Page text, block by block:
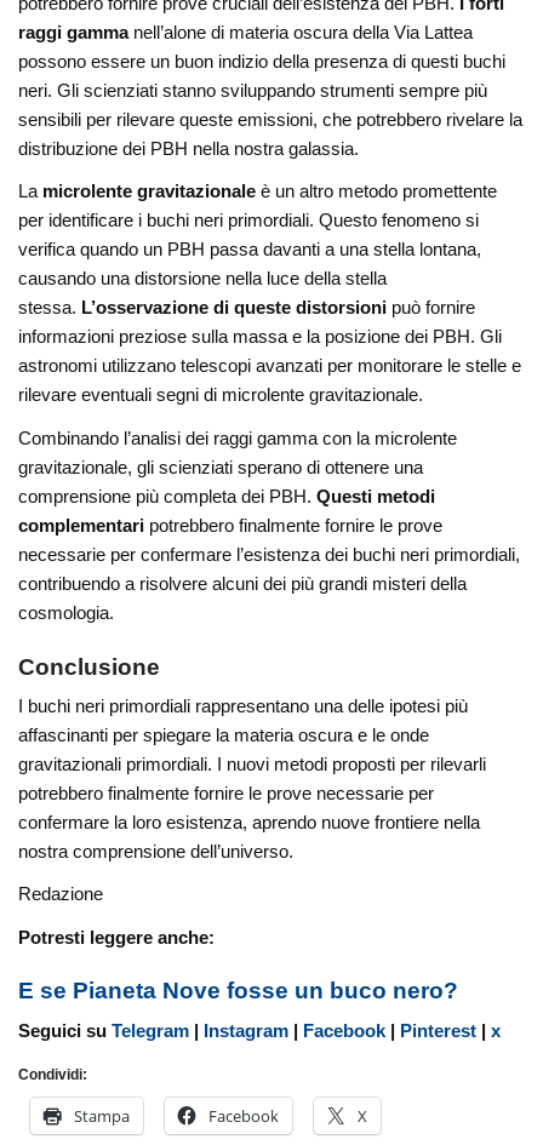
raggi gammanell’alone di materia oscura della Via Lattea
possono essere un buon indizio della presenza di questi buchi
neri. Gli scienziati stanno sviluppando strumenti sempre più
sensibili per rilevare queste emissioni, che potrebbero rivelare la
distribuzione dei PBH nella nostra galassia.
La microlente gravitazionale è un altro metodo promettente
per identificare i buchi neri primordiali. Questo fenomeno si
verifica quando un PBH passa davanti a una stella lontana,
causando una distorsione nella luce della stella
stessa. L’osservazione di queste distorsioni può fornire
informazioni preziose sulla massa e la posizione dei PBH. Gli
astronomi utilizzano telescopi avanzati per monitorare le stelle e
rilevare eventuali segni di microlente gravitazionale.
Combinando l’analisi dei raggi gamma con la microlente
gravitazionale, gli scienziati sperano di ottenere una
comprensione più completa dei PBH.Questi metodi
complementari potrebbero finalmente fornire le prove
necessarie per confermare l’esistenza dei buchi neri primordiali,
contribuendo a risolvere alcuni dei più grandi misteri della
cosmologia.
Conclusione
I buchi neri primordiali rappresentano una delle ipotesi più
affascinanti per spiegare la materia oscura e le onde
gravitazionali primordiali. I nuovi metodi proposti per rilevarli
potrebbero finalmente fornire le prove necessarie per
confermare la loro esistenza, aprendo nuove frontiere nella
nostra comprensione dell’universo.
Redazione
Potresti leggere anche:
E se Pianeta Nove fosse un buco nero?
Seguici suTelegram | Instagram | Facebook | Pinterest |x
Condividi:
Stampa Facebook X